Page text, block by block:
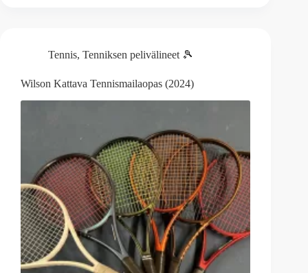
Tennis, Tenniksen pelivälineet 🎾
Wilson Kattava Tennismailaopas (2024)